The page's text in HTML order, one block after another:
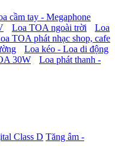
cầm tay - Megaphone
Loa TOA ngoài trời
Loa
TOA phát nhạc shop, cafe
Loa kéo - Loa di động
30W
Loa phát thanh -
Class D Tăng âm -